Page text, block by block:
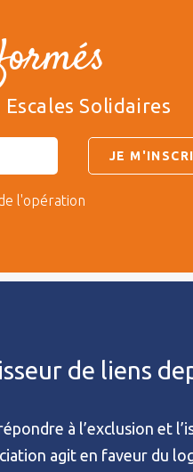
Solidaires
l'opération
de liens
à l’exclusion et
agit en faveur du